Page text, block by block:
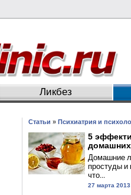
Ликбез
Статьи » Психиатрия и
5
домашних
Домашние
простуды и
что...
27 марта 2013